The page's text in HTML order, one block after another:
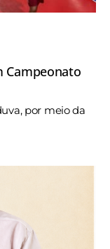
Campeonato
por meio da